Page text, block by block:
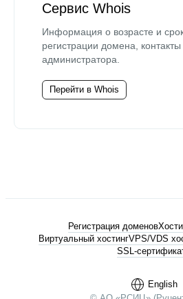
Сервис Whois
Информация о возрасте и
регистрации домена, контакты
администратора.
Перейти в Whois
English
Регистрация доменов
Виртуальный хостингVPS/VDS
SSL-